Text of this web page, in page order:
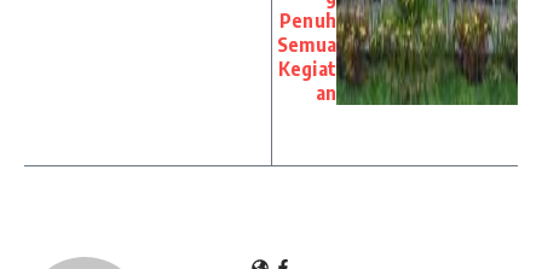
Penuh
Semua
Kegiat
an